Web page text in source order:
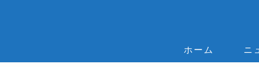
ホーム ニ